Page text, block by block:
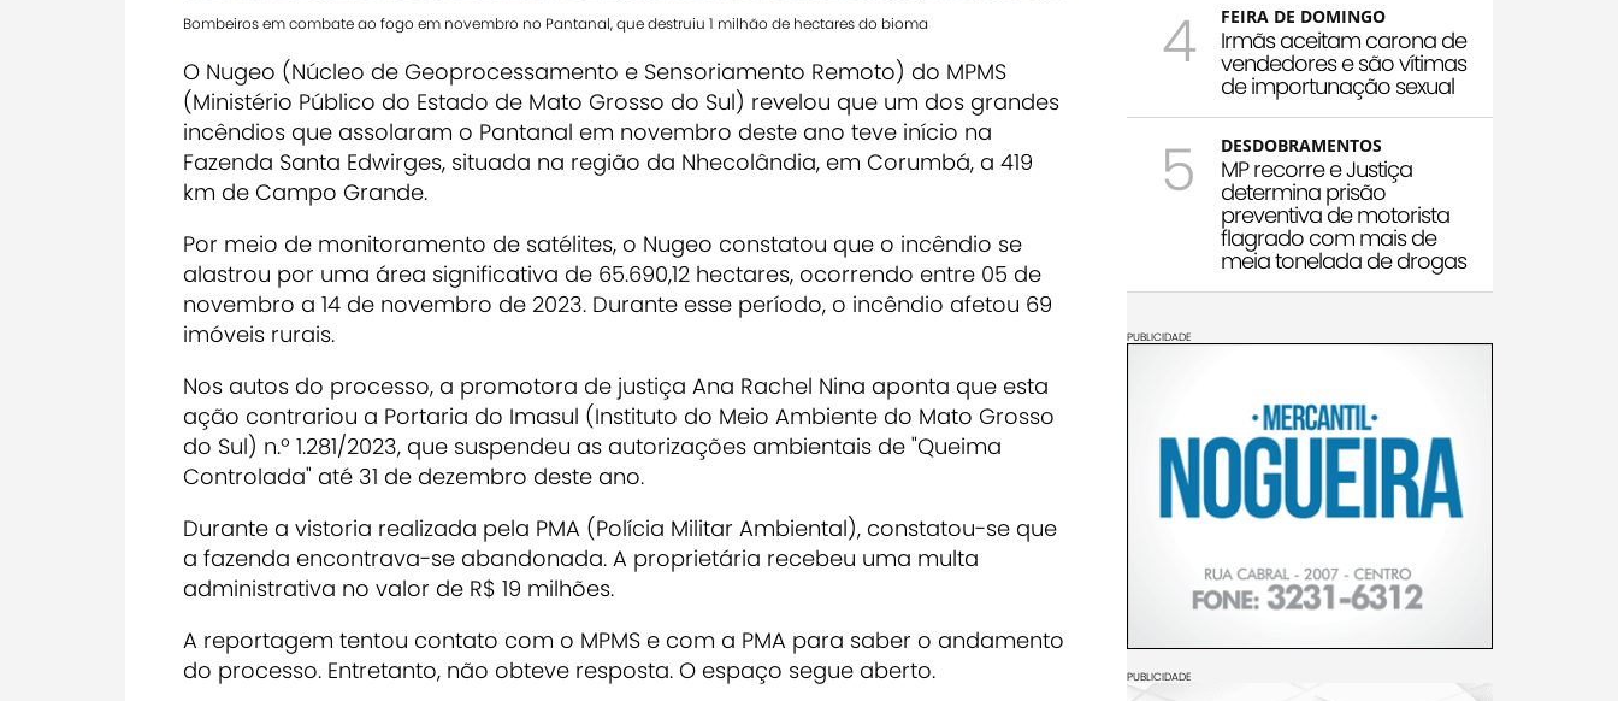
Bombeiros em combate ao fogo em novembro no Pantanal, que destruiu 1 milhão de hectares do bioma
O Nugeo (Núcleo de Geoprocessamento e Sensoriamento Remoto) do MPMS
(Ministério Público do Estado de Mato Grosso do Sul) revelou que um dos grandes
incêndios que assolaram o Pantanal em novembro deste ano teve início na
Fazenda Santa Edwirges, situada na região da Nhecolândia, em Corumbá, a 419
km de Campo Grande.
Por meio de monitoramento de satélites, o Nugeo constatou que o incêndio se
alastrou por uma área significativa de 65.690,12 hectares, ocorrendo entre 05 de
novembro a 14 de novembro de 2023. Durante esse período, o incêndio afetou 69
imóveis rurais.
Nos autos do processo, a promotora de justiça Ana Rachel Nina aponta que esta
ação contrariou a Portaria do Imasul (Instituto do Meio Ambiente do Mato Grosso
do Sul) n.º 1.281/2023, que suspendeu as autorizações ambientais de "Queima
Controlada" até 31 de dezembro deste ano.
Durante a vistoria realizada pela PMA (Polícia Militar Ambiental), constatou-se que
a fazenda encontrava-se abandonada. A proprietária recebeu uma multa
administrativa no valor de R$ 19 milhões.
A reportagem tentou contato com o MPMS e com a PMA para saber o andamento
do processo. Entretanto, não obteve resposta. O espaço segue aberto.
4 FEIRA DE DOMINGO
Irmãs aceitam carona de
vendedores e são vítimas
de importunação sexual
5 DESDOBRAMENTOS
MP recorre e Justiça
determina prisão
preventiva de motorista
flagrado com mais de
meia tonelada de drogas
PUBLICIDADE
PUBLICIDADE